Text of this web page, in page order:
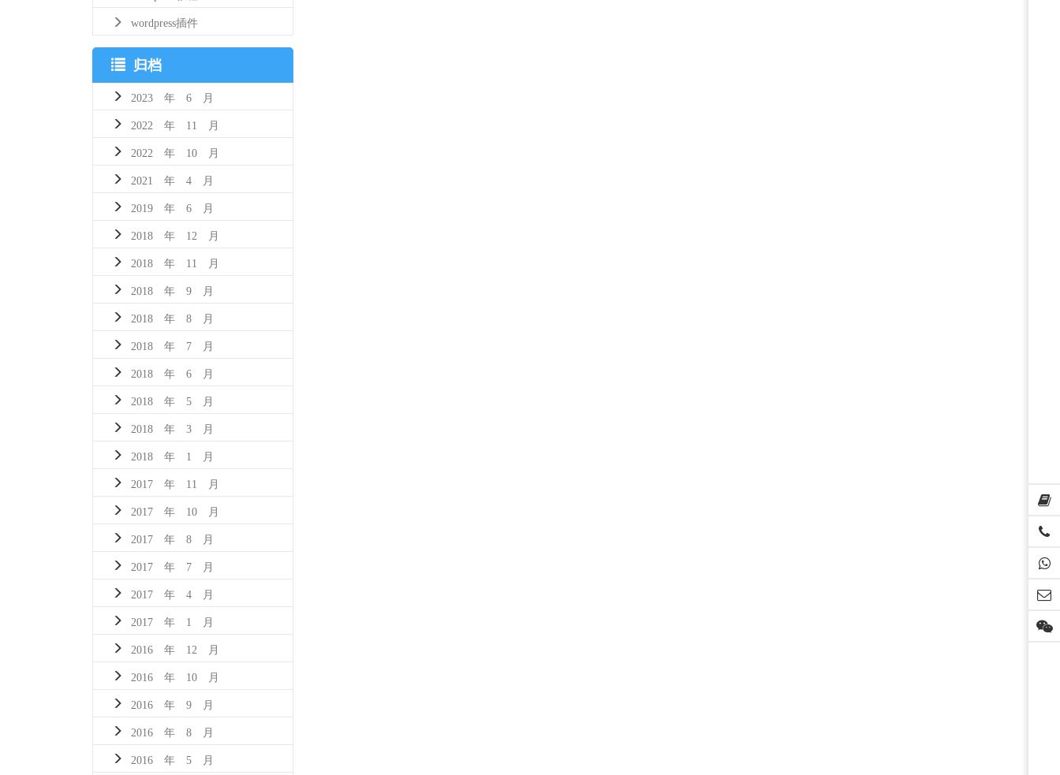
wordpress插件
归档
2023 年 6 月
2022 年 11 月
2022 年 10 月
2021 年 4 月
2019 年 6 月
2018 年 12 月
2018 年 11 月
2018 年 9 月
2018 年 8 月
2018 年 7 月
2018 年 6 月
2018 年 5 月
2018 年 3 月
2018 年 1 月
2017 年 11 月
2017 年 10 月
2017 年 8 月
2017 年 7 月
2017 年 4 月
2017 年 1 月
2016 年 12 月
2016 年 10 月
2016 年 9 月
2016 年 8 月
2016 年 5 月